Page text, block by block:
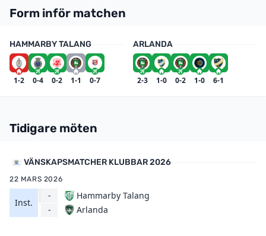
Form inför matchen
HAMMARBY TALANG
1-2 0-4 0-2 1-1 0-7
ARLANDA
2-3 1-0 0-2 1-0 6-1
Tidigare möten
VÄNSKAPSMATCHER KLUBBAR 2026
22 MARS 2026
Inst.
-
-
Hammarby Talang
Arlanda